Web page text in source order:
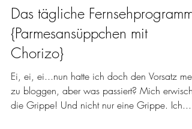
fräulein glücklich
Das tägliche Fernsehprogramm
{Parmesansüppchen mit
Chorizo}
Ei, ei, ei...nun hatte ich doch den Vorsatz mehr